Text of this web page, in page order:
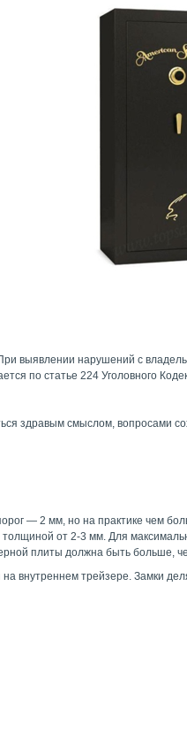
выявлении нарушений с
по статье 224 Уголовного
здравым смыслом, вопросами
— 2 мм, но на практике чем
от 2-3 мм. Для
плиты должна быть больше,
трейзере. Замки